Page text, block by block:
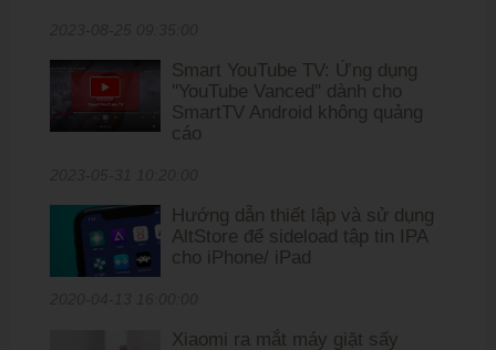
Smart YouTube TV: Ứng dụng
''YouTube Vanced'' dành cho
SmartTV Android không quảng
cáo
Hướng dẫn thiết lập và sử dụng
AltStore để sideload tập tin IPA
cho iPhone/ iPad
Xiaomi ra mắt máy giặt sấy